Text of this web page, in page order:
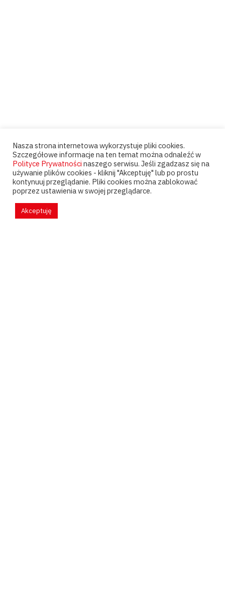
Nasza strona internetowa wykorzystuje pliki cookies.
Szczegółowe informacje na ten temat można odnaleźć w
Polityce Prywatności naszego serwisu. Jeśli zgadzasz się na
używanie plików cookies - kliknij "Akceptuję" lub po prostu
kontynuuj przeglądanie. Pliki cookies można zablokować
poprzez ustawienia w swojej przeglądarce.
Akceptuję